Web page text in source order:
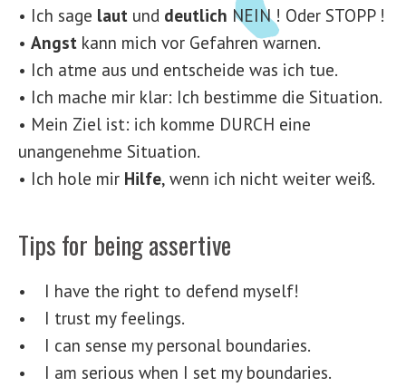
• Ich sage laut und deutlich NEIN ! Oder STOPP !
• Angst kann mich vor Gefahren warnen.
• Ich atme aus und entscheide was ich tue.
• Ich mache mir klar: Ich bestimme die Situation.
• Mein Ziel ist: ich komme DURCH eine
unangenehme Situation.
• Ich hole mir Hilfe, wenn ich nicht weiter weiß.
Tips for being assertive
• I have the right to defend myself!
• I trust my feelings.
• I can sense my personal boundaries.
• I am serious when I set my boundaries.